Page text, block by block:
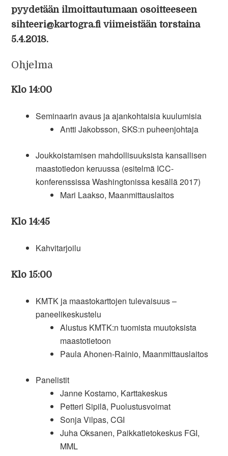
pyydetään ilmoittautumaan osoitteeseen
sihteeri@kartogra.fi viimeistään torstaina
5.4.2018.
Ohjelma
Klo 14:00
Seminaarin avaus ja ajankohtaisia kuulumisia
Antti Jakobsson, SKS:n puheenjohtaja
Joukkoistamisen mahdollisuuksista kansallisen
maastotiedon keruussa (esitelmä ICC-
konferenssissa Washingtonissa kesällä 2017)
Mari Laakso, Maanmittauslaitos
Klo 14:45
Kahvitarjoilu
Klo 15:00
KMTK ja maastokarttojen tulevaisuus –
paneelikeskustelu
Alustus KMTK:n tuomista muutoksista
maastotietoon
Paula Ahonen-Rainio, Maanmittauslaitos
Panelistit
Janne Kostamo, Karttakeskus
Petteri Sipilä, Puolustusvoimat
Sonja Vilpas, CGI
Juha Oksanen, Paikkatietokeskus FGI,
MML